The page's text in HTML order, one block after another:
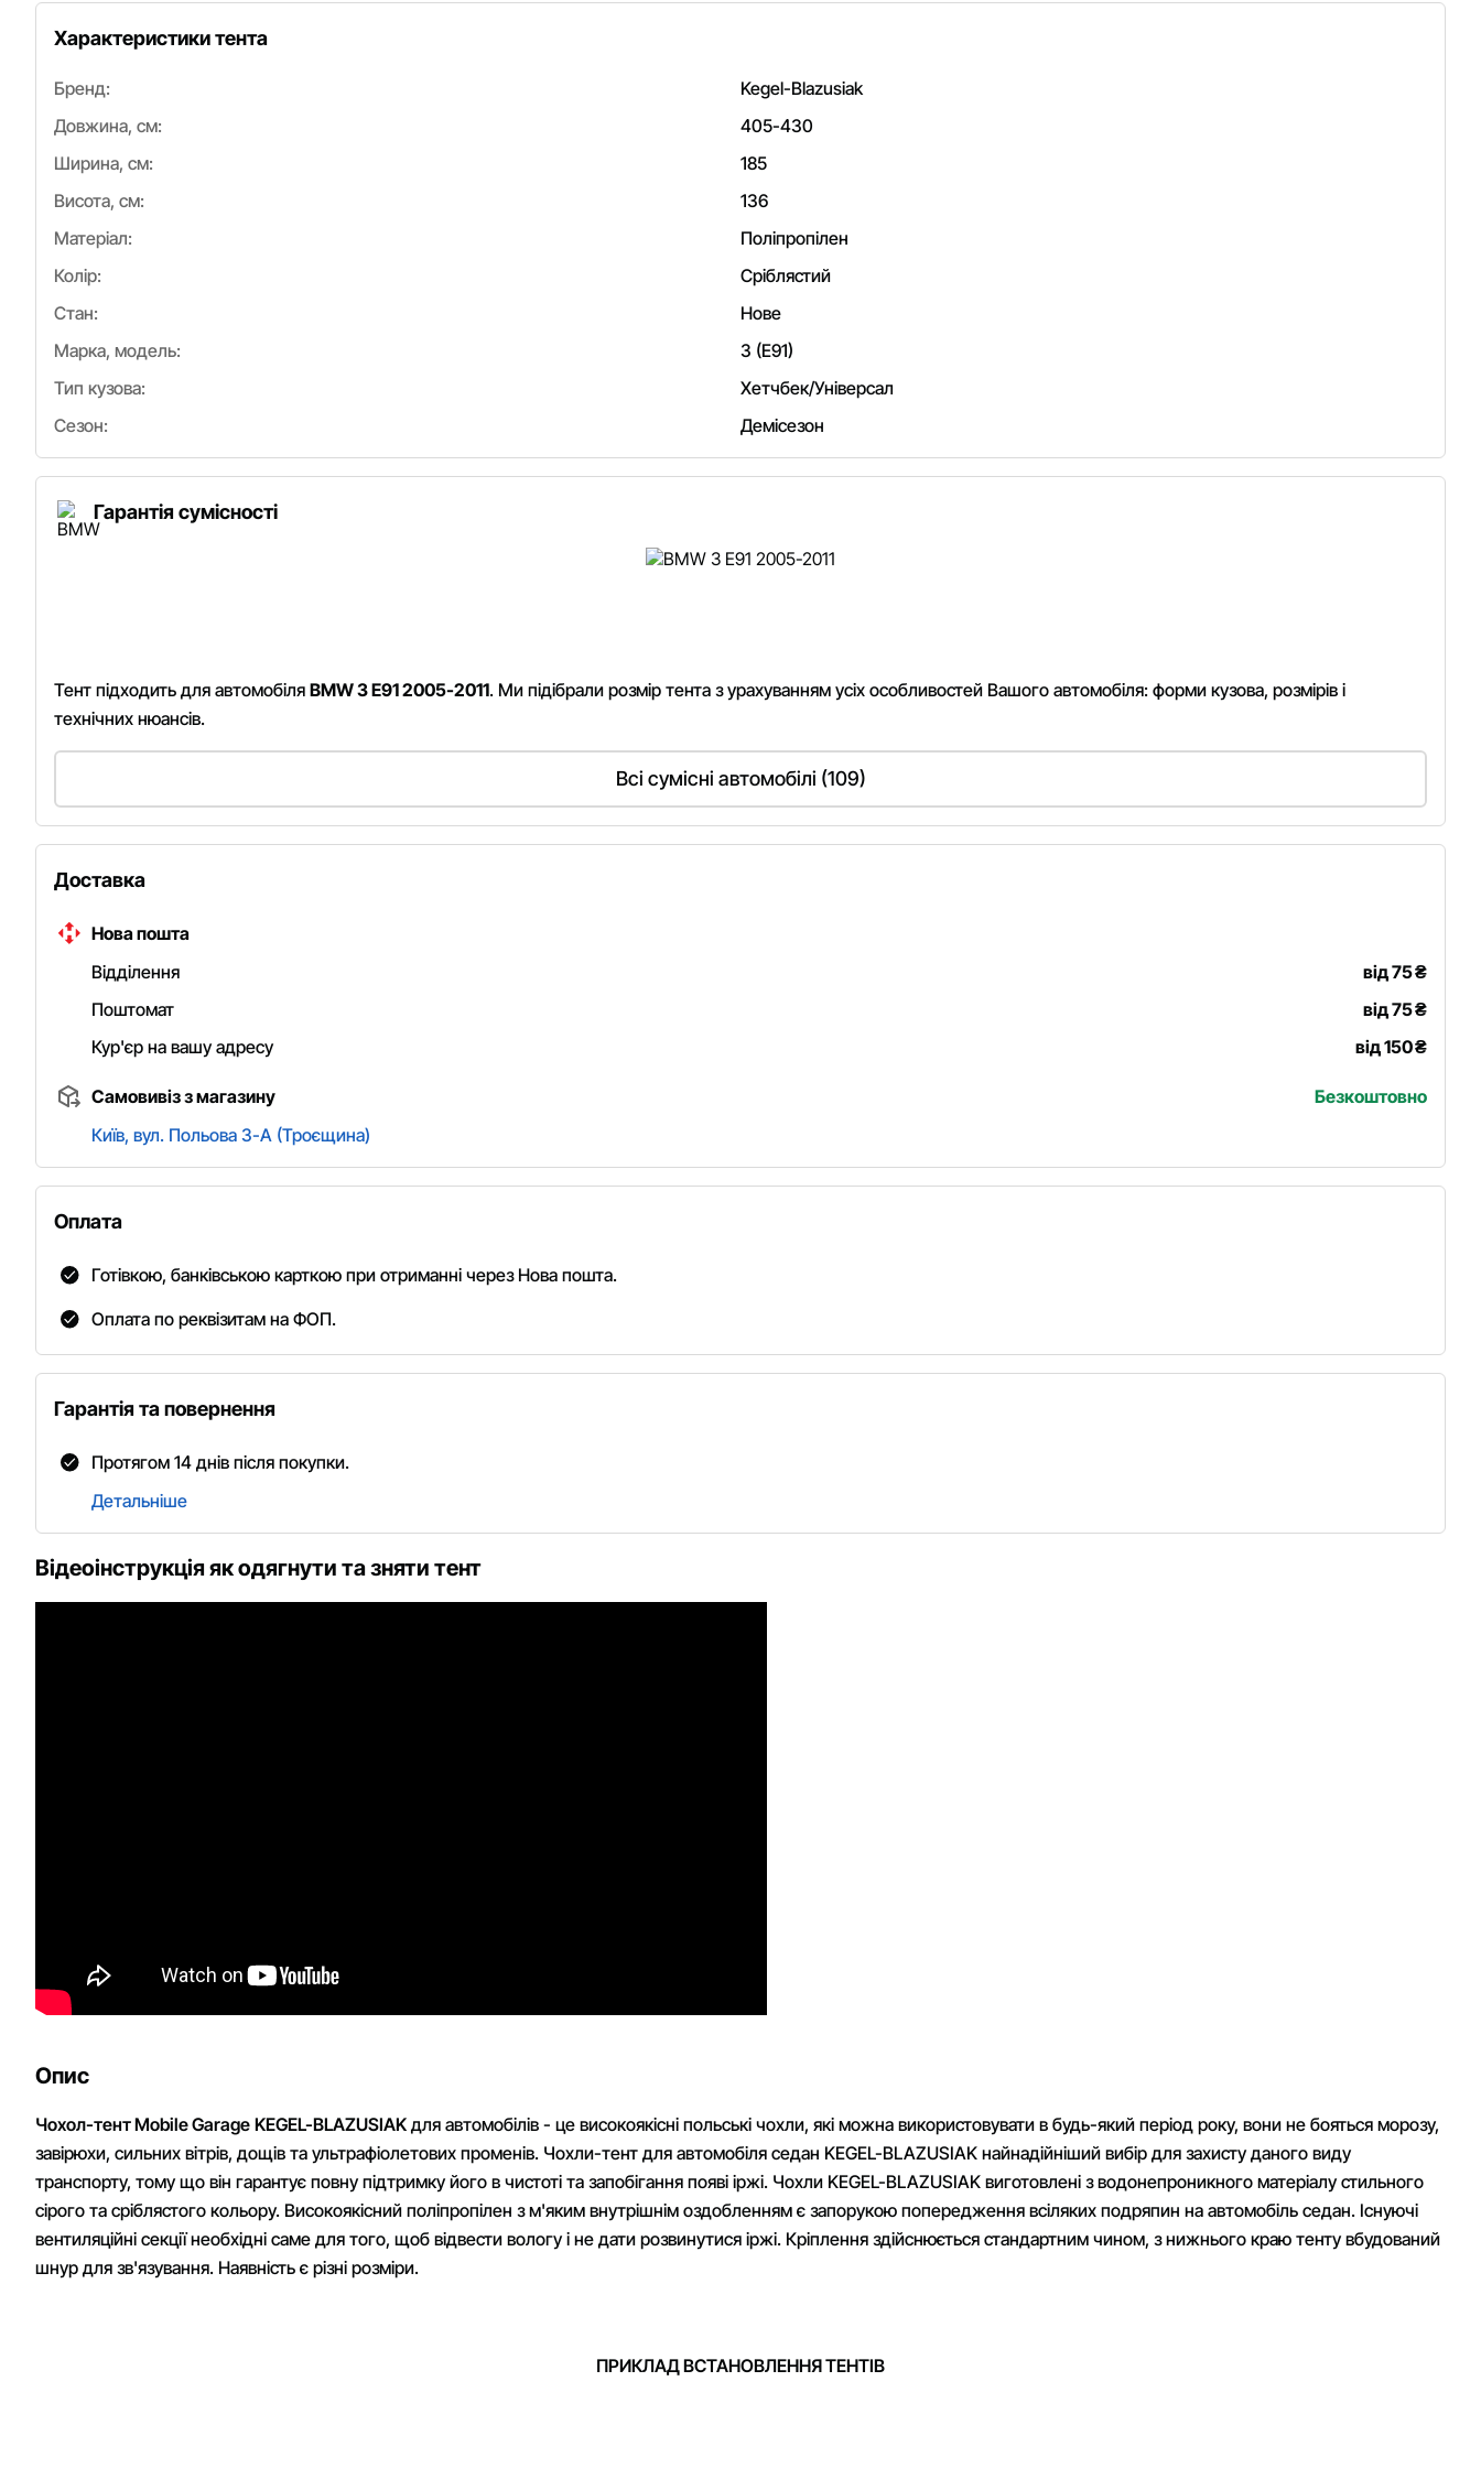
Відеоінструкція як одягнути та зняти тент
Опис
Чохол-тент Mobile Garage KEGEL-BLAZUSIAK для автомобілів - це високоякісні польські чохли, які можна використовувати в будь-який період року, вони не бояться морозу,
завірюхи, сильних вітрів, дощів та ультрафіолетових променів. Чохли-тент для автомобіля седан KEGEL-BLAZUSIAK найнадійніший вибір для захисту даного виду
транспорту, тому що він гарантує повну підтримку його в чистоті та запобігання появі іржі. Чохли KEGEL-BLAZUSIAK виготовлені з водонепроникного матеріалу стильного
сірого та сріблястого кольору. Високоякісний поліпропілен з м'яким внутрішнім оздобленням є запорукою попередження всіляких подряпин на автомобіль седан. Існуючі
вентиляційні секції необхідні саме для того, щоб відвести вологу і не дати розвинутися іржі. Кріплення здійснюється стандартним чином, з нижнього краю тенту вбудований
шнур для зв'язування. Наявність є різні розміри.
ПРИКЛАД ВСТАНОВЛЕННЯ ТЕНТІВ
Характеристики тента
Бренд:
Kegel-Blazusiak
Довжина, см:
405-430
Ширина, см:
185
Висота, см:
136
Матеріал:
Поліпропілен
Колір:
Сріблястий
Стан:
Нове
Марка, модель:
3 (E91)
Тип кузова:
Хетчбек/Універсал
Сезон:
Демісезон
Гарантія сумісності
Тент підходить для автомобіля BMW 3 E91 2005-2011. Ми підібрали розмір тента з урахуванням усіх особливостей Вашого автомобіля: форми кузова, розмірів і
технічних нюансів.
Всі сумісні автомобілі (109)
Доставка
Нова пошта
Відділення
від 75₴
Поштомат
від 75₴
Кур'єр на вашу адресу
від 150₴
Самовивіз з магазину
Безкоштовно
Київ, вул. Польова 3-А (Троєщина)
Оплата
Готівкою, банківською карткою при отриманні через Нова пошта.
Оплата по реквізитам на ФОП.
Гарантія та повернення
Протягом 14 днів після покупки.
Детальніше